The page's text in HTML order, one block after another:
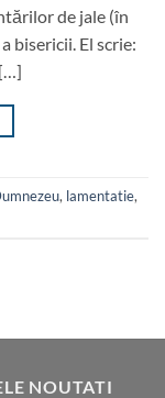
de jale (în
bisericii. El scrie:
, lamentatie,
NOUTATI